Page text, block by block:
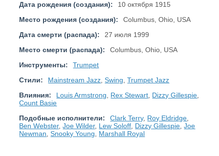
Дата рождения (создания):
10 октября 1915
Место рождения (создания):
Columbus, Ohio, USA
Дата смерти (распада):
27 июля 1999
Место смерти (распада):
Columbus, Ohio, USA
Инструменты:
Trumpet
Стили:
Mainstream Jazz ,Swing ,Trumpet Jazz
Влияния:
Louis Armstrong Rex Stewart Dizzy Gillespie
Count Basie
Подобные исполнители:
Clark Terry, Roy Eldridge
Ben Webster,Joe Wilder, Lew Soloff Dizzy Gillespie ,Joe
Newman ,Snooky Young Marshall Royal